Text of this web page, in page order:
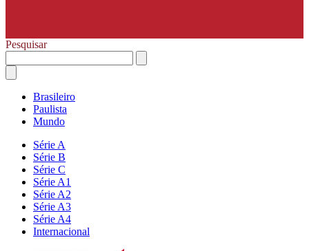
Pesquisar
Brasileiro
Paulista
Mundo
Série A
Série B
Série C
Série A1
Série A2
Série A3
Série A4
Internacional